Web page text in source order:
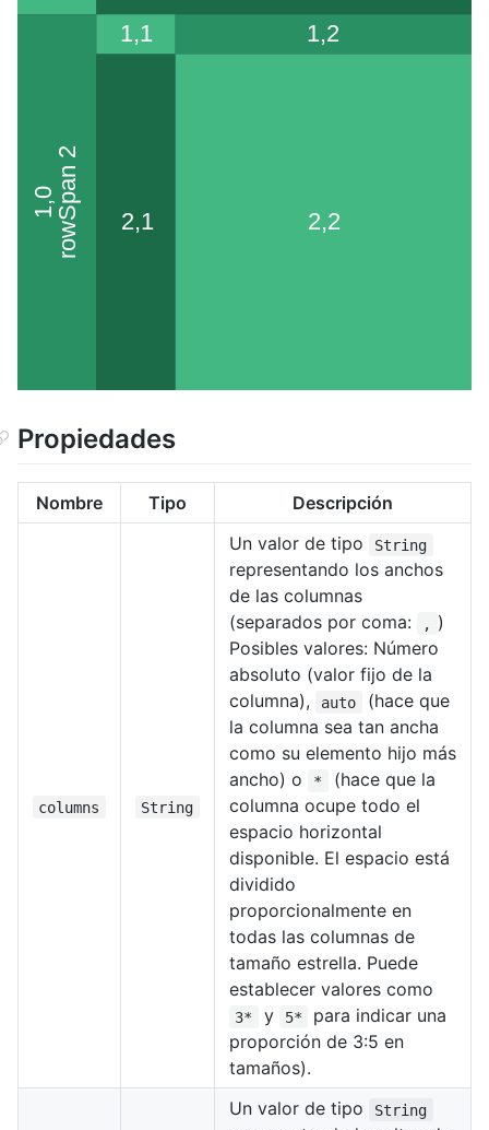
Propiedades
Nombre Tipo Descripción
columns String
Un valor de tipo String
representando los anchos
de las columnas
(separados por coma:
, )
Posibles valores: Número
absoluto (valor fijo de la
columna),
auto
(hace que
la columna sea tan ancha
como su elemento hijo más
ancho) o
*
(hace que la
columna ocupe todo el
espacio horizontal
disponible. El espacio está
dividido
proporcionalmente en
todas las columnas de
tamaño estrella. Puede
establecer valores como
3* y 5*
para indicar una
proporción de 3:5 en
tamaños).
Un valor de tipo String